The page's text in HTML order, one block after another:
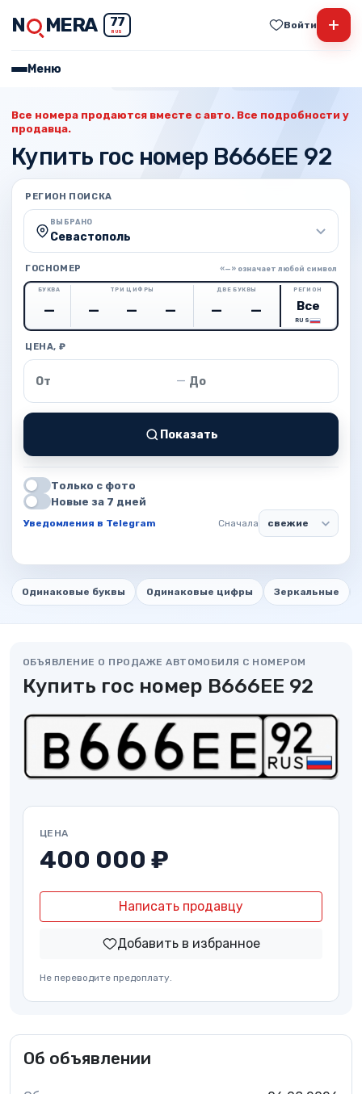
N MERA 77
RUS
Войти +
Меню
Все номера продаются вместе с авто. Все подробности у
продавца.
Купить гос номер В666ЕЕ 92
РЕГИОН ПОИСКА
ВЫБРАНО
Севастополь
ГОСНОМЕР «—» означает любой символ
БУКВА ТРИ ЦИФРЫ ДВЕ БУКВЫ РЕГИОН
RUS
ЦЕНА, ₽
Цена от — Цена до
Показать
Только с фото
Новые за 7 дней
Уведомления в Telegram Сначала
Одинаковые буквы Одинаковые цифры Зеркальные
ОБЪЯВЛЕНИЕ О ПРОДАЖЕ АВТОМОБИЛЯ С НОМЕРОМ
Купить гос номер В666ЕЕ 92
ЦЕНА
400 000 ₽
Написать продавцу
Добавить в избранное
Не переводите предоплату.
Об объявлении